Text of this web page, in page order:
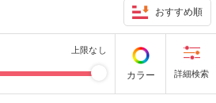
おすすめ順
上限なし
カラー